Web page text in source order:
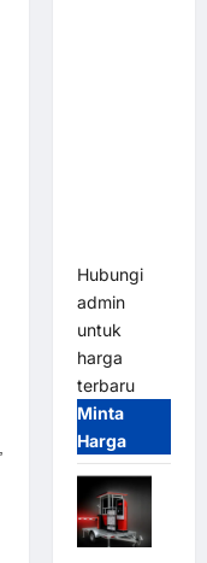
Hubungi
admin
untuk
harga
terbaru
Minta
Harga